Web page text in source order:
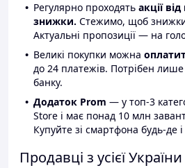
Регулярно проходять акції
знижки. Стежимо, щоб
Актуальні пропозиції — на
Великі покупки можна
до 24 платежів. Потрібен лише
банку.
Додаток Prom — у топ-3
Store і має понад 10 млн
Купуйте зі смартфона будь-де
Продавці з усієї України